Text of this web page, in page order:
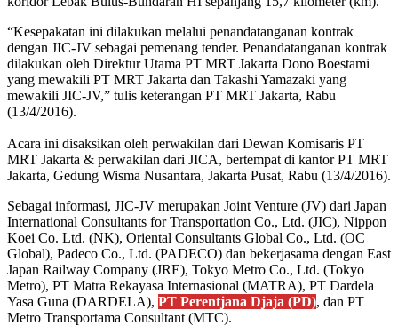
“Kesepakatan ini dilakukan melalui penandatanganan kontrak
dengan JIC-JV sebagai pemenang tender. Penandatanganan kontrak
dilakukan oleh Direktur Utama PT MRT Jakarta Dono Boestami
yang mewakili PT MRT Jakarta dan Takashi Yamazaki yang
mewakili JIC-JV,” tulis keterangan PT MRT Jakarta, Rabu
(13/4/2016).
Acara ini disaksikan oleh perwakilan dari Dewan Komisaris PT
MRT Jakarta & perwakilan dari JICA, bertempat di kantor PT MRT
Jakarta, Gedung Wisma Nusantara, Jakarta Pusat, Rabu (13/4/2016).
Sebagai informasi, JIC-JV merupakan Joint Venture (JV) dari Japan
International Consultants for Transportation Co., Ltd. (JIC), Nippon
Koei Co. Ltd. (NK), Oriental Consultants Global Co., Ltd. (OC
Global), Padeco Co., Ltd. (PADECO) dan bekerjasama dengan East
Japan Railway Company (JRE), Tokyo Metro Co., Ltd. (Tokyo
Metro), PT Matra Rekayasa Internasional (MATRA), PT Dardela
Yasa Guna (DARDELA), PT Perentjana Djaja (PD), dan PT
Metro Transportama Consultant (MTC).